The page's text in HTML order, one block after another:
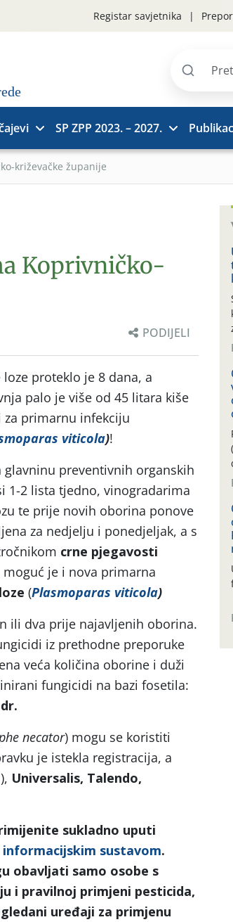
Registar savjetnika
Pretraži
SP ZPP 2023. – 2027.
križevačke županije
Koprivničko-
PODIJELI
proteklo je 8 dana, a
palo je više od 45 litara kiše
primarnu infekciju
viticola)!
preventivnih organskih
1-2 lista tjedno, vinogradarima
te prije novih oborina ponove
za nedjelju i ponedjeljak, a s
crne pjegavosti
je i nova primarna
(Plasmoparas viticola)
ili dva prije najavljenih oborina.
iz prethodne preporuke
veća količina oborine i duži
fungicidi na bazi fosetila:
necator) mogu se koristiti
je istekla registracija, a
Universalis, Talendo,
sukladno uputi
sustavom.
obavljati samo osobe s
i pravilnoj primjeni pesticida,
uređaji za primjenu